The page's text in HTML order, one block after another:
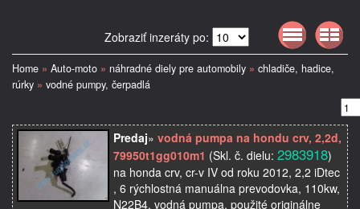
Zobraziť inzeráty po:
Home » Auto-moto » náhradné diely pre automobily » chladiče, hadice,
rúrky » vodné pumpy, čerpadlá
Predaj» vodná pumpa na hondu crv, 2,2d,
79950t1gg010m1 (Skl. č. dielu: 2983918)
na honda crv, cr-v IV od roku 2012, 2,2 iDtec
, 6 rýchlostná manuálna prevodovka, 110kw,
N22B4, vodná pumpa, použité originálne